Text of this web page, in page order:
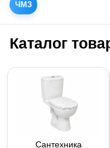
ЧМЗ
Каталог
Сантехника